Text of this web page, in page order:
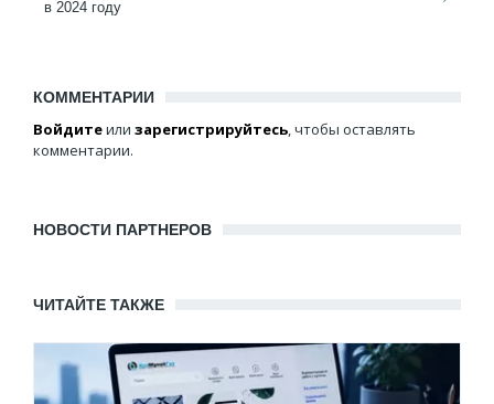
в 2024 году
КОММЕНТАРИИ
Войдитеили зарегистрируйтесь, чтобы оставлять
комментарии.
НОВОСТИ ПАРТНЕРОВ
ЧИТАЙТЕ ТАКЖЕ